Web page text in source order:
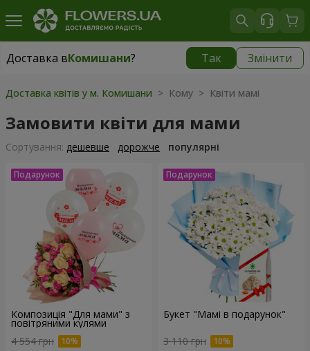
Доставка вКомишани? Так Змінити
Доставка вКомишани|
Доставка квітів у м. Комишани > Кому > Квіти мамі
Замовити квіти для мами
Сортування: дешевше дорожче популярні
Композиція "Для мами" з
повітряними кулями
4 554 грн
Букет "Мамі в подарунок"
3 110 грн